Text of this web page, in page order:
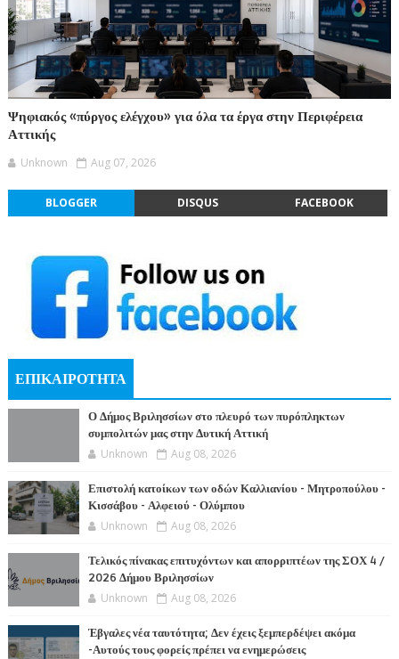
Ψηφιακός «πύργος ελέγχου» για όλα τα έργα στην Περιφέρεια
Αττικής
Unknown Aug 07, 2026
BLOGGER DISQUS FACEBOOK
ΕΠΙΚΑΙΡΟΤΗΤΑ
Ο Δήμος Βριλησσίων στο πλευρό των πυρόπληκτων
συμπολιτών μας στην Δυτική Αττική
Unknown Aug 08, 2026
Επιστολή κατοίκων των οδών Καλλιανίου - Μητροπούλου -
Κισσάβου - Αλφειού - Ολύμπου
Unknown Aug 08, 2026
Τελικός πίνακας επιτυχόντων και απορριπτέων της ΣΟΧ 4 /
2026 Δήμου Βριλησσίων
Unknown Aug 08, 2026
Έβγαλες νέα ταυτότητα; Δεν έχεις ξεμπερδέψει ακόμα
-Αυτούς τους φορείς πρέπει να ενημερώσεις